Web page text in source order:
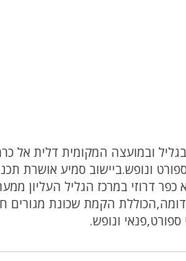
ובמועצה המקומית דלית אל
ונופש.ביישוב סמיע אושרת
יחידות דיור.סמיע הוא כפר דרוזי במרכז הגליל
דומה,הכוללת הקמת שכונת